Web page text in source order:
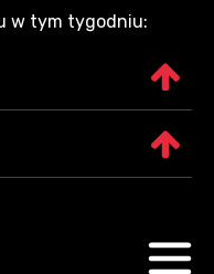
w tym tygodniu: